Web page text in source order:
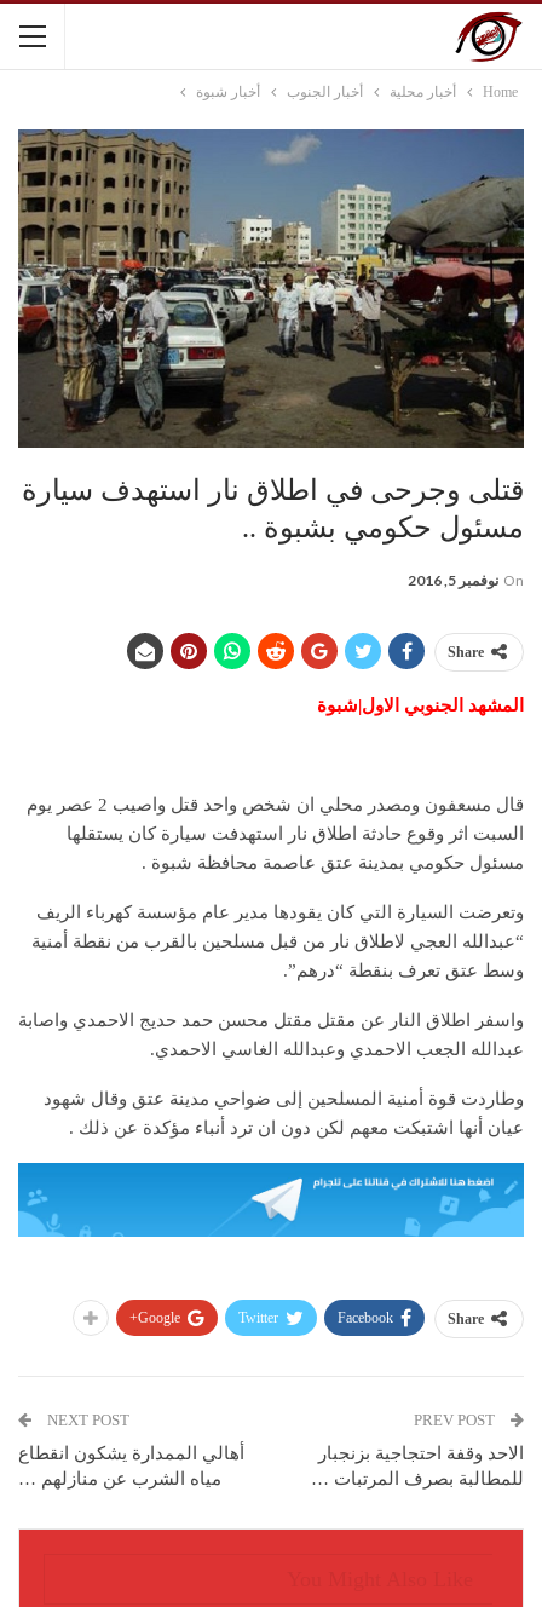
Home أخبار محلية أخبار الجنوب أخبار شبوة
قتلى وجرحى في اطلاق نار استهدف سيارة
مسئول حكومي بشبوة ..
On نوفمبر 5, 2016
Share
المشهد الجنوبي الاول|شبوة
قال مسعفون ومصدر محلي ان شخص واحد قتل واصيب 2 عصر يوم
السبت اثر وقوع حادثة اطلاق نار استهدفت سيارة كان يستقلها
مسئول حكومي بمدينة عتق عاصمة محافظة شبوة .
وتعرضت السيارة التي كان يقودها مدير عام مؤسسة كهرباء الريف
“عبدالله العجي لاطلاق نار من قبل مسلحين بالقرب من نقطة أمنية
وسط عتق تعرف بنقطة “درهم”.
واسفر اطلاق النار عن مقتل مقتل محسن حمد حديج الاحمدي واصابة
عبدالله الجعب الاحمدي وعبدالله الغاسي الاحمدي.
وطاردت قوة أمنية المسلحين إلى ضواحي مدينة عتق وقال شهود
عيان أنها اشتبكت معهم لكن دون ان ترد أنباء مؤكدة عن ذلك .
Share
Facebook
Twitter
Google+
الاحد وقفة احتجاجية بزنجبار
للمطالبة بصرف المرتبات …
NEXT POST
أهالي الممدارة يشكون انقطاع
مياه الشرب عن منازلهم …